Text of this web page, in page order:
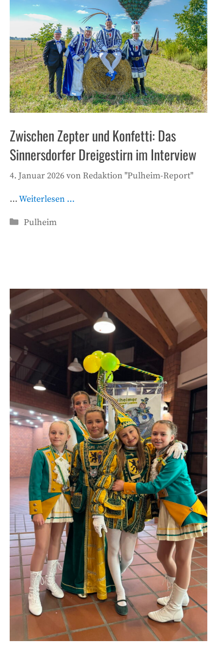
Zwischen Zepter und Konfetti: Das
Sinnersdorfer Dreigestirn im Interview
4. Januar 2026von Redaktion "Pulheim-Report"
…Weiterlesen …
Kategorien
Pulheim